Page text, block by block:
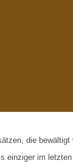
die bewältigt
einziger im